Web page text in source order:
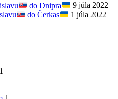
do Dnipra
9 júla 2022
do Čerkas 1 júla 2022